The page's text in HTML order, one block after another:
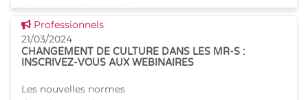
de repos (et de soins) ?
Inscrivez-vous à la présentation
des nouvelles normes
d'agrément qui touchent
directement les référents p
Voir cette news
Professionnels
21/03/2024
CHANGEMENT DE CULTURE DANS LES MR-S :
INSCRIVEZ-VOUS AUX WEBINAIRES
Les nouvelles normes